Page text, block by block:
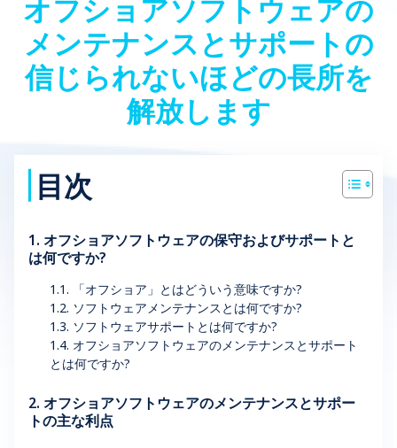
オフショアソフトウェアの
メンテナンスとサポートの
信じられないほどの長所を
解放します
目次
1. オフショアソフトウェアの保守およびサポートと
は何ですか?
1.1. 「オフショア」とはどういう意味ですか?
1.2. ソフトウェアメンテナンスとは何ですか?
1.3. ソフトウェアサポートとは何ですか?
1.4. オフショアソフトウェアのメンテナンスとサポート
とは何ですか?
2. オフショアソフトウェアのメンテナンスとサポー
トの主な利点